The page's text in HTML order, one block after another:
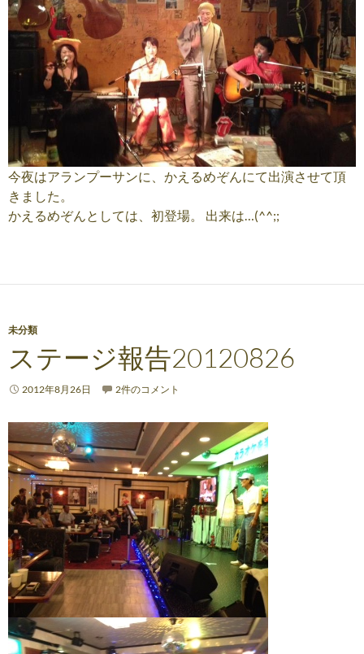
今夜はアランプーサンに、かえるめぞんにて出演させて頂
きました。
かえるめぞんとしては、初登場。 出来は…(^^;;
未分類
ステージ報告20120826
2012年8月26日 2件のコメント